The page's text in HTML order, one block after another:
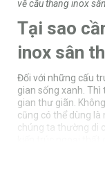
về cầu thang inox
Tại sao
inox sân
Đối với những cấu
gian sống xanh.
gian thư giãn.
cũng có thể dùng
chúng ta thường di
kiến trúc ngoại
Nên lựa chọn tối
hiện đậm tính thẩm